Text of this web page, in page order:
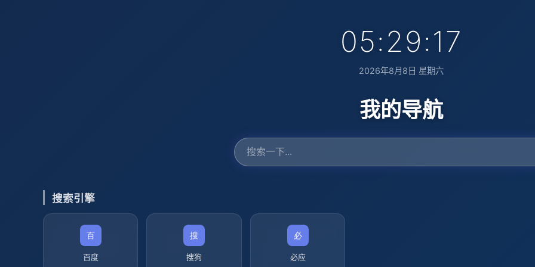
05:29:18
2026年8月8日 星期六
我的导航
搜索引擎
百度 搜狗 必应